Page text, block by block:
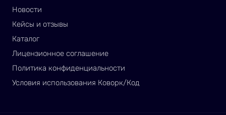
Новости
Кейсы и отзывы
Каталог
Лицензионное соглашение
Политика конфиденциальности
Условия использования Коворк/Код